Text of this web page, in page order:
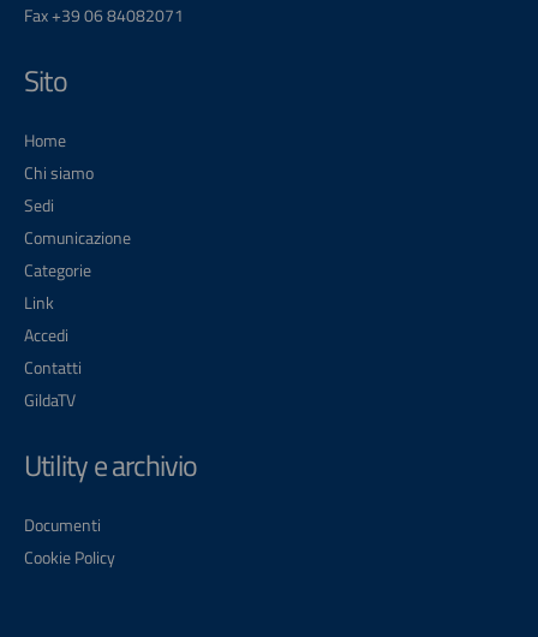
Fax +39 06 84082071
Sito
Home
Chi siamo
Sedi
Comunicazione
Categorie
Link
Accedi
Contatti
GildaTV
Utility e archivio
Documenti
Cookie Policy